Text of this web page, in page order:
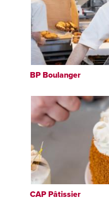
BP Boulanger
CAP Pâtissier